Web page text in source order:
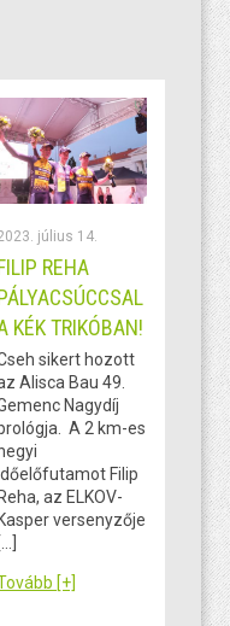
július 14.
REHA
KÉK TRIKÓBAN!
sikert hozott
Alisca Bau 49.
Nagydíj
A 2 km-es
Filip
az ELKOV-
versenyzője
[…]
[+]